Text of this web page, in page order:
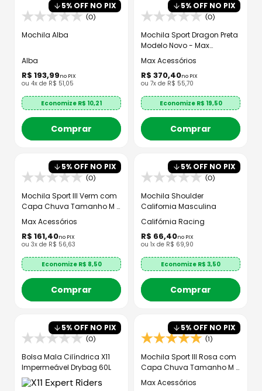
5% OFF NO PIX
(0)
Mochila Alba
Alba
R$ 193,99no PIX
ou 4x de R$ 51,05
Economize R$ 10,21
Comprar
5% OFF NO PIX
(0)
Mochila Sport Dragon Preta
Modelo Novo - Max
Acessórios
Max Acessórios
R$ 370,40no PIX
ou 7x de R$ 55,70
Economize R$ 19,50
Comprar
5% OFF NO PIX
(0)
Mochila Sport III Verm com
Capa Chuva Tamanho M -
Max Acessórios
Max Acessórios
R$ 161,40no PIX
ou 3x de R$ 56,63
Economize R$ 8,50
Comprar
5% OFF NO PIX
(0)
Mochila Shoulder
California Masculina
Califórnia Racing
R$ 66,40no PIX
ou 1x de R$ 69,90
Economize R$ 3,50
Comprar
5% OFF NO PIX
(0)
Bolsa Mala Cilíndrica X11
Impermeável Drybag 60L
5% OFF NO PIX
(1)
Mochila Sport III Rosa com
Capa Chuva Tamanho M -
Max Acessórios
Max Acessórios